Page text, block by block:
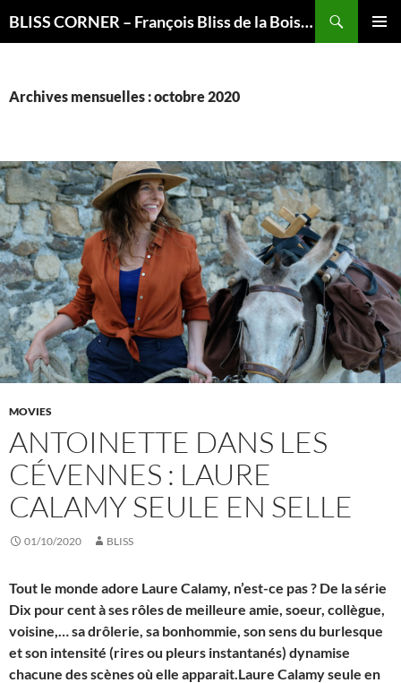
BLISS CORNER – François Bliss de la Boissière is here
Archives mensuelles : octobre 2020
MOVIES
ANTOINETTE DANS LES
CÉVENNES : LAURE
CALAMY SEULE EN SELLE
01/10/2020 BLISS
Tout le monde adore Laure Calamy, n’est-ce pas ? De la série
Dix pour cent à ses rôles de meilleure amie, soeur, collègue,
voisine,… sa drôlerie, sa bonhommie, son sens du burlesque
et son intensité (rires ou pleurs instantanés) dynamise
chacune des scènes où elle apparait.Laure Calamy seule en